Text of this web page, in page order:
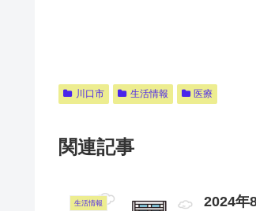
川口市 生活情報 医療
関連記事
生活情報 2024年